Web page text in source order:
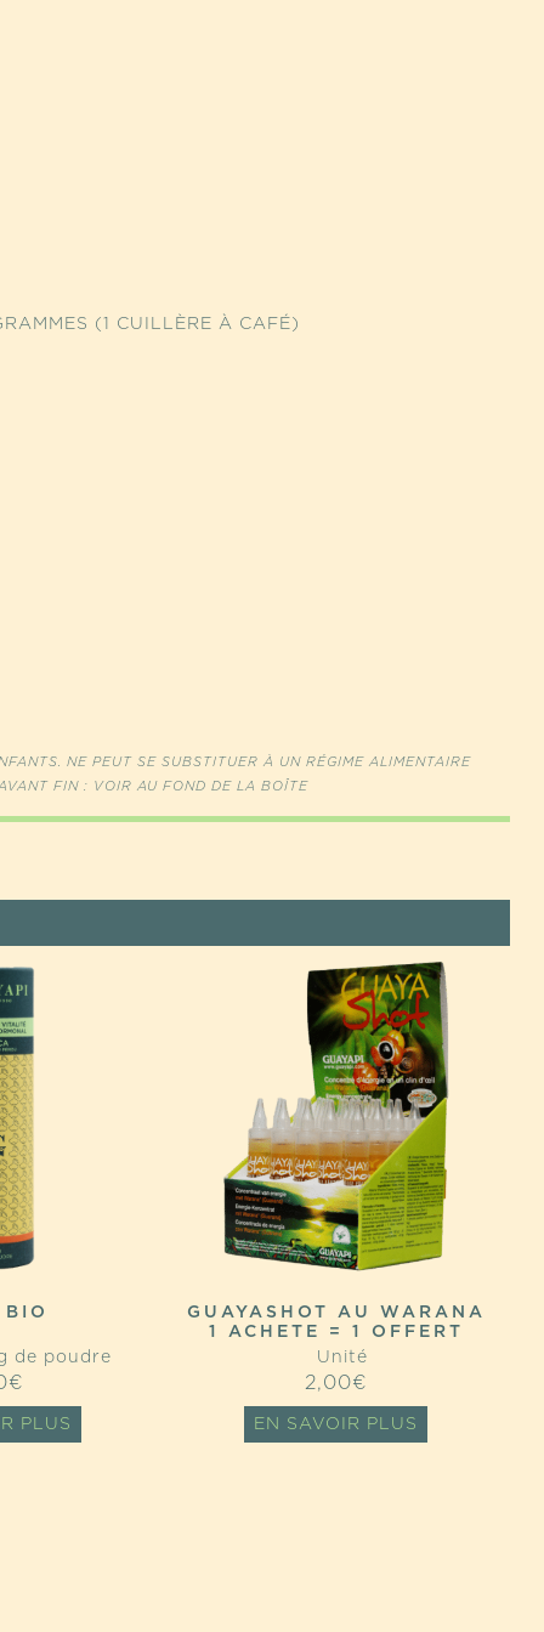
(1 CUILLÈRE À CAFÉ)
NE PEUT SE SUBSTITUER À UN RÉGIME ALIMENTAIRE
FIN : VOIR AU FOND DE LA BOÎTE
BIO
de poudre
€
PLUS
GUAYASHOT AU WARANA
1 ACHETE = 1 OFFERT
Unité
2,00€
EN SAVOIR PLUS